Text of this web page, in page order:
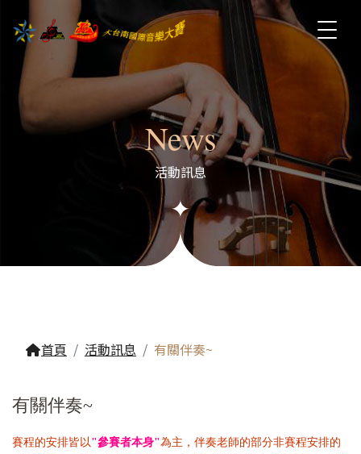
News
活動訊息
首頁 活動訊息 有關伴奏~
有關伴奏~
賽程的安排皆以"參賽者本身"為主，伴奏老師的部分非賽程安排的